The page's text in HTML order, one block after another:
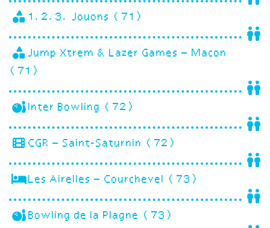
1.2.3. Jouons (71)
Jump Xtrem & Lazer Games – Macon
(71)
Inter Bowling (72)
CGR – Saint-Saturnin (72)
Les Airelles – Courchevel (73)
Bowling de la Plagne (73)